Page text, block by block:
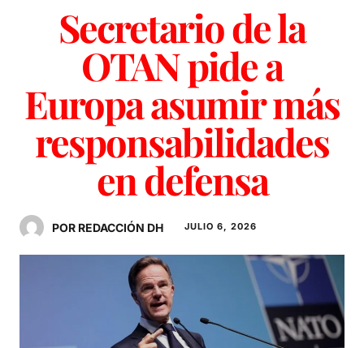
Secretario de la
OTAN pide a
Europa asumir más
responsabilidades
en defensa
POR REDACCIÓN DH JULIO 6, 2026